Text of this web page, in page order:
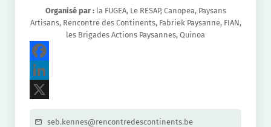
Organisé par :la FUGEA, Le RESAP, Canopea, Paysans
Artisans, Rencontre des Continents, Fabriek Paysanne, FIAN,
les Brigades Actions Paysannes, Quinoa
c
iX
seb.kennes@rencontredescontinents.be